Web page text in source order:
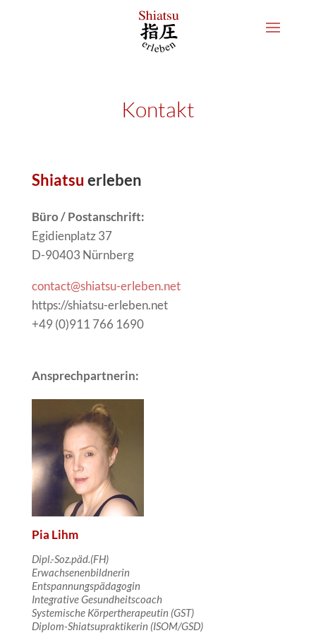
Kontakt
Shiatsu erleben
Büro / Postanschrift:
Egidienplatz 37
D-90403 Nürnberg
contact@shiatsu-erleben.net
https://shiatsu-erleben.net
+49 (0)911 766 1690
Ansprechpartnerin:
Pia Lihm
Dipl.-Soz.päd.(FH)
Erwachsenenbildnerin
Entspannungspädagogin
Integrative Gesundheitscoach
Systemische Körpertherapeutin (GST)
Diplom-Shiatsupraktikerin (ISOM/GSD)